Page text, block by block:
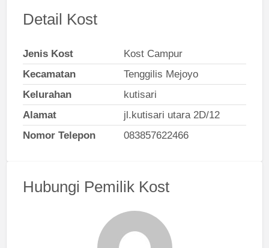
Detail Kost
Jenis Kost
Kost Campur
Kecamatan
Tenggilis Mejoyo
Kelurahan
kutisari
Alamat
jl.kutisari utara 2D/12
Nomor Telepon
083857622466
Hubungi Pemilik Kost